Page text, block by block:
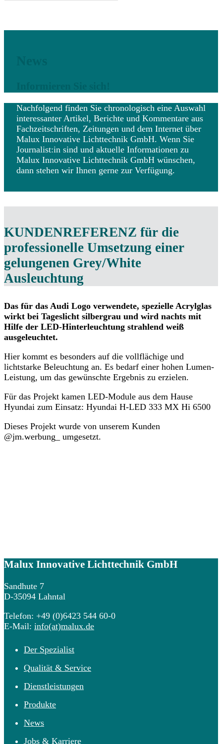
Nachfolgend finden Sie chronologisch eine Auswahl
interessanter Artikel, Berichte und Kommentare aus
Fachzeitschriften, Zeitungen und dem Internet über
Malux Innovative Lichttechnik GmbH. Wenn Sie
Journalist:in sind und aktuelle Informationen zu
Malux Innovative Lichttechnik GmbH wünschen,
dann stehen wir Ihnen gerne zur Verfügung.
KUNDENREFERENZ für die
professionelle Umsetzung einer
gelungenen Grey/White
Ausleuchtung
Das für das Audi Logo verwendete, spezielle Acrylglas
wirkt bei Tageslicht silbergrau und wird nachts mit
Hilfe der LED-Hinterleuchtung strahlend weiß
ausgeleuchtet.
Hier kommt es besonders auf die vollflächige und
lichtstarke Beleuchtung an. Es bedarf einer hohen Lumen-
Leistung, um das gewünschte Ergebnis zu erzielen.
Für das Projekt kamen LED-Module aus dem Hause
Hyundai zum Einsatz: Hyundai H-LED 333 MX Hi 6500
Dieses Projekt wurde von unserem Kunden
@jm.werbung_ umgesetzt.
Malux Innovative Lichttechnik GmbH
Sandhute 7
D-35094 Lahntal
Telefon: +49 (0)6423 544 60-0
E-Mail: info(at)malux.de
Der Spezialist
Qualität & Service
Dienstleistungen
Produkte
News
Jobs & Karriere